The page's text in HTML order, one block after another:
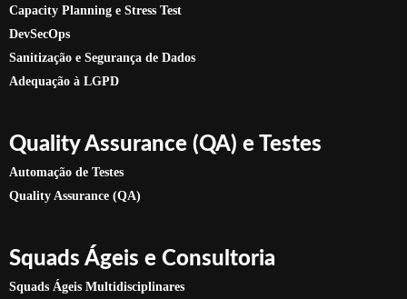
Capacity Planning e Stress Test
DevSecOps
Sanitização e Segurança de Dados
Adequação à LGPD
Quality Assurance (QA) e Testes
Automação de Testes
Quality Assurance (QA)
Squads Ágeis e Consultoria
Squads Ágeis Multidisciplinares